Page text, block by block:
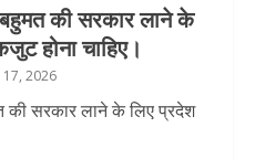
बहुमत की सरकार लाने के
होना चाहिए।
17, 2026
की सरकार लाने के लिए प्रदेश